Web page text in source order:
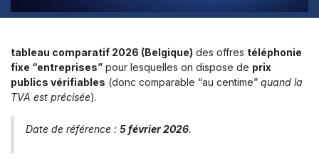
tableau comparatif 2026 (Belgique) des offres téléphonie
fixe “entreprises” pour lesquelles on dispose de prix
publics vérifiables (donc comparable “au centime” quand la
TVA est précisée).
Date de référence : 5 février 2026.